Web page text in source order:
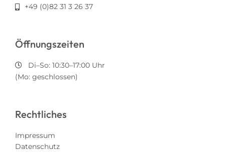
+49 (0)82 31 3 26 37
Öffnungszeiten
Di–So: 10:30–17:00 Uhr
(Mo: geschlossen)
Rechtliches
Impressum
Datenschutz